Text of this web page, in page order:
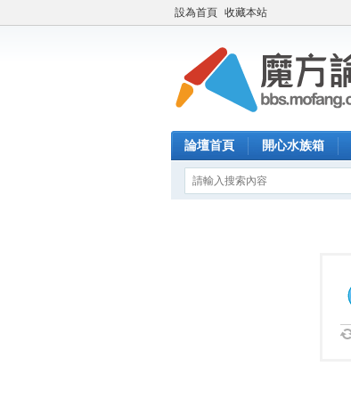
設為首頁 收藏本站
論壇首頁 開心水族箱